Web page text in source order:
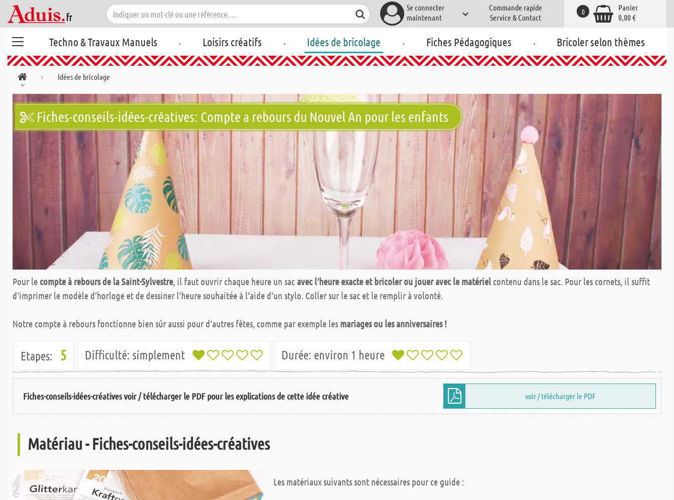
Se connecter
maintenant
Commande rapide
Service & Contact
Panier
0,00 €
0
Techno & Travaux Manuels . Loisirs créatifs . Idées de bricolage . Fiches Pédagogiques . Bricoler selon thèmes
Idées de bricolage
Fiches-conseils-idées-créatives: Compte a rebours du Nouvel An pour les enfants
Pour le compte à rebours de la Saint-Sylvestre, il faut ouvrir chaque heure un sacavec l‘heure exacte et bricoler ou jouer avec le matériel contenu dans le sac. Pour les cornets, il suffit
d‘imprimer le modèle d‘horloge et de dessiner l‘heure souhaitée à l‘aide d‘un stylo. Coller sur le sac et le remplir à volonté.
Notre compte à rebours fonctionne bien sûr aussi pour d‘autres fêtes, comme par exemple les mariages ou les anniversaires !
Etapes: 5 Difficulté: simplement Durée: environ 1 heure
Fiches-conseils-idées-créatives voir / télécharger le PDF pour les explications de cette idée créative voir / télécharger le PDF
Matériau - Fiches-conseils-idées-créatives
Les matériaux suivants sont nécessaires pour ce guide :